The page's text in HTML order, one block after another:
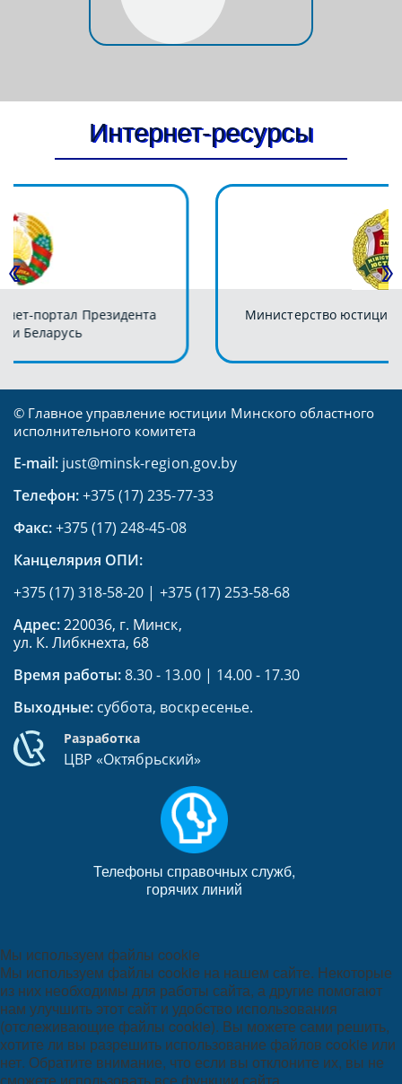
Интернет-ресурсы
Министерство юстиции Республики Беларусь
© Главное управление юстиции Минского областного
исполнительного комитета
Адрес:220036, г. Минск,
ул. К. Либкнехта, 68
Время работы:8.30 - 13.00 | 14.00 - 17.30
Выходные: суббота, воскресенье.
Разработка
ЦВР «Октябрьский»
E-mail: just@minsk-region.gov.by
Телефон:+375 (17) 235-77-33
Факс:+375 (17) 248-45-08
Канцелярия ОПИ:
+375 (17) 318-58-20 | +375 (17) 253-58-68
Телефоны справочных служб,
горячих линий
Мы используем файлы cookie
Мы используем файлы cookie на нашем сайте. Некоторые
из них необходимы для работы сайта, а другие помогают
нам улучшить этот сайт и удобство использования
(отслеживающие файлы cookie). Вы можете сами решить,
хотите ли вы разрешить использование файлов cookie или
нет. Обратите внимание, что если вы отклоните их, вы не